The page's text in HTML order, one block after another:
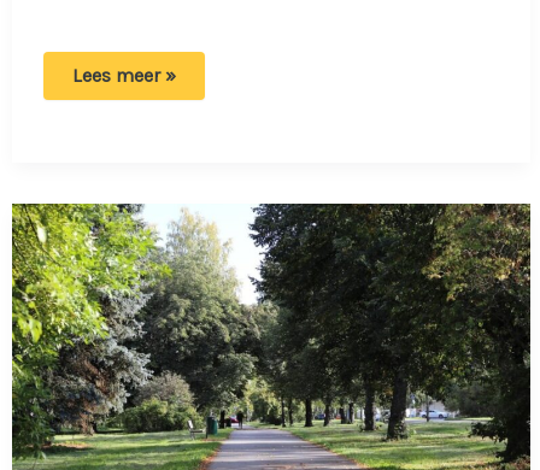
Haagse
korte
termijn
de
wereld
gaat
overnemen’
Lees meer »